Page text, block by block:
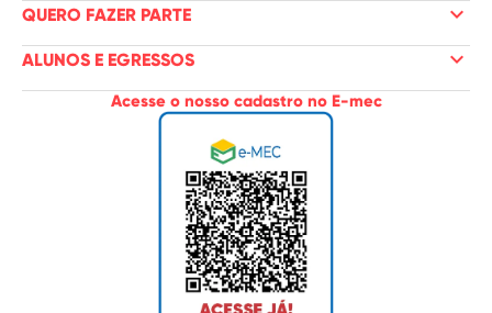
QUERO FAZER PARTE keyboard_arrow_down
ALUNOS E EGRESSOS keyboard_arrow_down
Acesse o nosso cadastro no E-mec